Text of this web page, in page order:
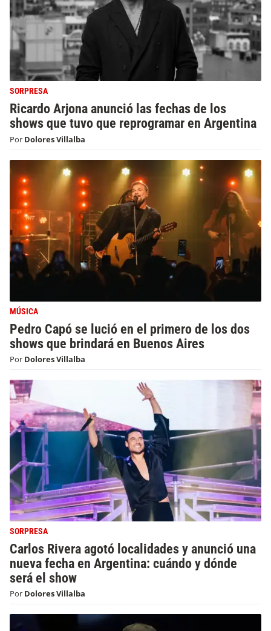
SORPRESA
Ricardo Arjona anunció las fechas de los
shows que tuvo que reprogramar en Argentina
Por Dolores Villalba
MÚSICA
Pedro Capó se lució en el primero de los dos
shows que brindará en Buenos Aires
Por Dolores Villalba
SORPRESA
Carlos Rivera agotó localidades y anunció una
nueva fecha en Argentina: cuándo y dónde
será el show
Por Dolores Villalba